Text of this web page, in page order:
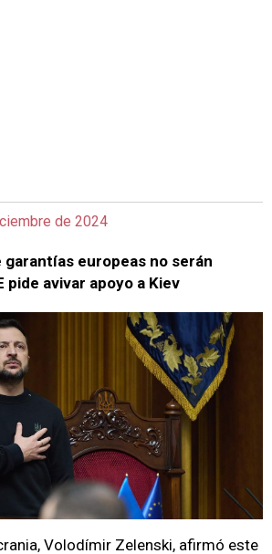
de 2024
europeas no serán
pide avivar apoyo a Kiev
Volodímir Zelenski, afirmó este